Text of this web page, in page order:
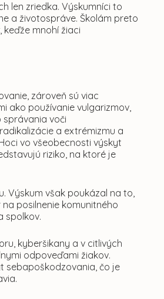
len zriedka. Výskumníci to
a životospráve. Školám preto
mnohí žiaci
zároveň sú viac
ako používanie vulgarizmov,
správania voči
a extrémizmu a
vo všeobecnosti výskyt
riziko, na ktoré je
Výskum však poukázal na to,
posilnenie komunitného
spolkov.
kyberšikany a v citlivých
odpoveďami žiakov.
sebapoškodzovania, čo je